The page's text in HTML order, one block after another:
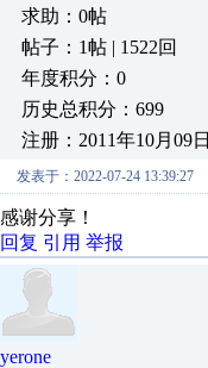
求助：0帖
帖子：1帖 | 1522回
年度积分：0
历史总积分：699
注册：2011年10月09日
发表于：2022-07-24 13:39:27
感谢分享！
回复 引用 举报
yerone